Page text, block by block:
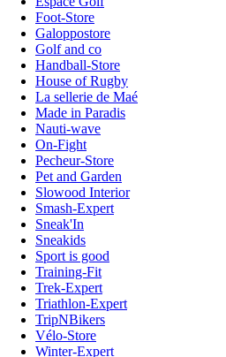
Foot-Store
Galoppostore
Golf and co
Handball-Store
House of Rugby
La sellerie de Maé
Made in Paradis
Nauti-wave
On-Fight
Pecheur-Store
Pet and Garden
Slowood Interior
Smash-Expert
Sneak'In
Sneakids
Sport is good
Training-Fit
Trek-Expert
Triathlon-Expert
TripNBikers
Vélo-Store
Winter-Expert